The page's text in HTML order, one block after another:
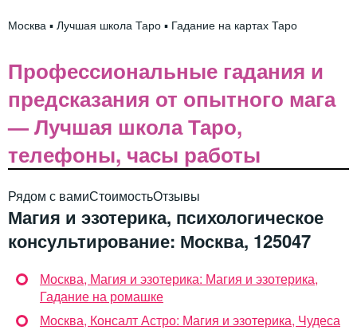
Москва ▪️ Лучшая школа Таро ▪️ Гадание на картах Таро
Профессиональные гадания и
предсказания от опытного мага
— Лучшая школа Таро,
телефоны, часы работы
Рядом с вамиСтоимостьОтзывы
Магия и эзотерика, психологическое
консультирование: Москва, 125047
Москва, Магия и эзотерика: Магия и эзотерика,
Гадание на ромашке
Москва, Консалт Астро: Магия и эзотерика, Чудеса